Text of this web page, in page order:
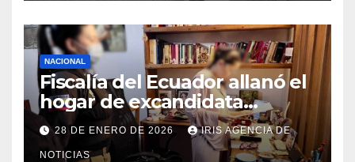
NACIONAL
Fiscalía del Ecuador allanó el
hogar de excandidata
presidencial vinculada al caso
Caja Chica
28 DE ENERO DE 2026 IRIS AGENCIA DE
NOTICIAS